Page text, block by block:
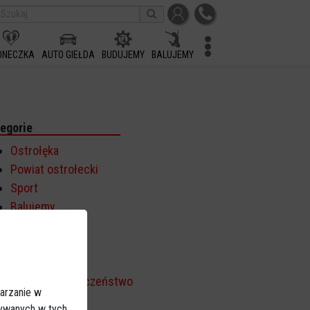
AUTO GIEŁDA BUDUJEMY BALUJEMY
Ostrołęka
Powiat ostrołecki
Sport
Balujemy
Kościół i społeczeństwo
TV Ostrołęka
w